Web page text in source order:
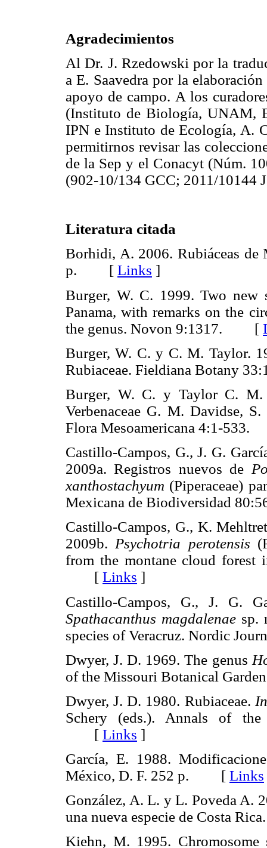
Agradecimientos
Al Dr. J. Rzedowski por la
a E. Saavedra por la
apoyo de campo. A los
(Instituto de Biología, UNAM,
IPN e Instituto de Ecología, A.
permitirnos revisar las
de la Sep y el Conacyt (Núm.
(902-10/134 GCC; 2011/10144
Literatura citada
Borhidi, A. 2006. Rubiáceas de
p. [ Links ]
Burger, W. C. 1999. Two new
Panama, with remarks on the
the genus. Novon 9:1317. [
Burger, W. C. y C. M. Taylor.
Rubiaceae. Fieldiana
Burger, W. C. y Taylor C.
Verbenaceae G. M. Davidse,
Flora Mesoamericana 4:1-
Castillo-Campos, G., J. G.
2009a. Registros nuevos de
xanthostachyum (Piperaceae)
Mexicana de Biodiversidad
Castillo-Campos, G., K.
2009b. Psychotria perotensis
from the montane cloud forest
[ Links ]
Castillo-Campos, G., J. G.
Spathacanthus magdalenae sp.
species of Veracruz. Nordic
Dwyer, J. D. 1969. The genus
of the Missouri Botanical
Dwyer, J. D. 1980. Rubiaceae. In
Schery (eds.). Annals of
[ Links ]
García, E. 1988.
México, D. F. 252 p. [ Links
González, A. L. y L. Poveda A.
una nueva especie de Costa
Kiehn, M. 1995.